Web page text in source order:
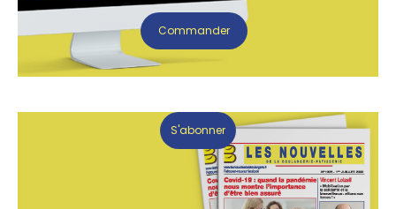
Commander
S'abonner